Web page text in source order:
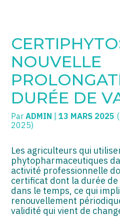
SOGECC – Noisy
SOGECC – République
SOGECC – Turbigo
COMMERÇANTS
GROUPE
SCI / LMNP
PROFESSIONS LIBÉRALES
PARTICULIERS
EXPATRIÉ NON RÉSIDANT
IMPATRIÉ / EXPATRIÉ
Gérer votre quotidien
Piloter votre entreprise
Développer votre entreprise
Construire votre patrimoine
électronique
NOUVELLE
DURÉE DE
ParADMIN |13 MARS 2025
2025)
Les agriculteurs qui
phytopharmaceutiques
activité professionnelle
certificat dont la durée
dans le temps, ce qui
renouvellement
validité qui vient de